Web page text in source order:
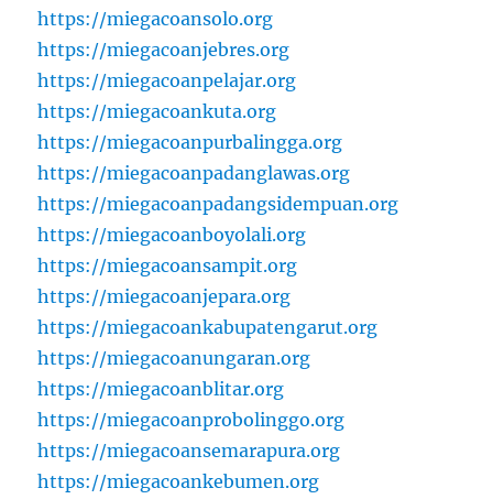
https://miegacoansolo.org
https://miegacoanjebres.org
https://miegacoanpelajar.org
https://miegacoankuta.org
https://miegacoanpurbalingga.org
https://miegacoanpadanglawas.org
https://miegacoanpadangsidempuan.org
https://miegacoanboyolali.org
https://miegacoansampit.org
https://miegacoanjepara.org
https://miegacoankabupatengarut.org
https://miegacoanungaran.org
https://miegacoanblitar.org
https://miegacoanprobolinggo.org
https://miegacoansemarapura.org
https://miegacoankebumen.org